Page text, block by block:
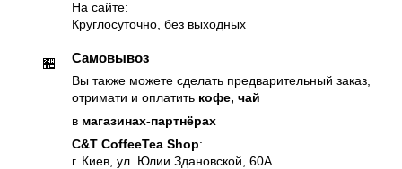
На сайте:
Круглосуточно, без выходных
🏪 Самовывоз
Вы также можете сделать предварительный заказ,
отримати и оплатить кофе, чай
в магазинах-партнёрах
C&T CoffeeTea Shop:
г. Киев, ул. Юлии Здановской, 60А